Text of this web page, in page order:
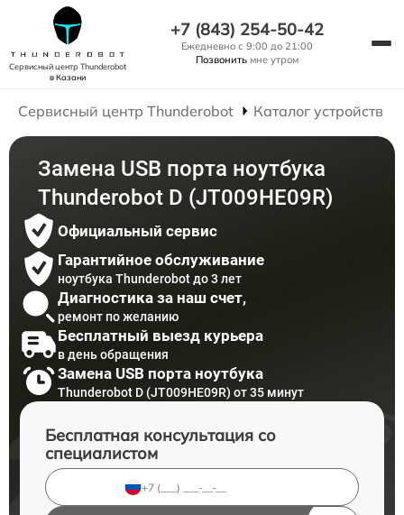
Сервисный центр Thunderobot
в Казани
+7 (843) 254-50-42
Ежедневно с 9:00 до 21:00
Позвонить мне утром
Сервисный центр Thunderobot Каталог устройств
Замена USB порта ноутбука
Thunderobot D (JT009HE09R)
Официальный сервис
Гарантийное обслуживание
ноутбука Thunderobot до 3 лет
Диагностика за наш счет,
ремонт по желанию
Бесплатный выезд курьера
в день обращения
Замена USB порта ноутбука
Thunderobot D (JT009HE09R) от 35 минут
Бесплатная консультация со
специалистом